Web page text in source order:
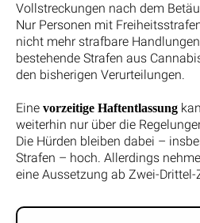
Vollstreckungen nach dem
Nur Personen mit
nicht mehr strafbare
bestehende Strafen aus
den bisherigen Verurteilungen.
Eine vorzeitige Haftentlassung
weiterhin nur über die
Die Hürden bleiben dabei –
Strafen – hoch. Allerdings
eine Aussetzung ab Zwei-